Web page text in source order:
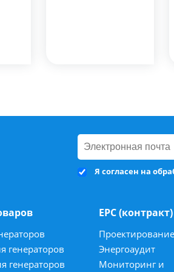
Я согласен на
генераторов
генераторов
ЕРС (контракт)
Проектирование
Энергоаудит
Мониторинг и